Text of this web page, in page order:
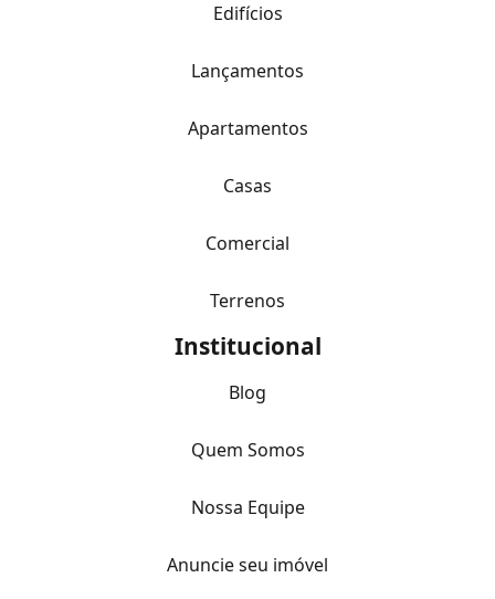
Edifícios
Lançamentos
Apartamentos
Casas
Comercial
Terrenos
Institucional
Blog
Quem Somos
Nossa Equipe
Anuncie seu imóvel